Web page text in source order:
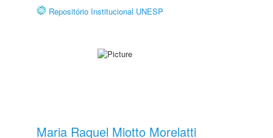
Repositório Institucional UNESP
Maria Raquel Miotto Morelatti